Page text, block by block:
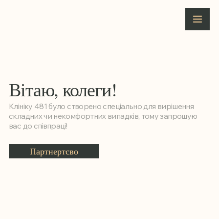
Вітаю, колеги!
Клініку 481 було створено спеціально для вирішення
складних чи некомфортних випадків, тому запрошую
вас до співпраці!
Партнертсво